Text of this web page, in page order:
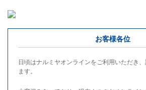
お客様各位
日頃はナルミヤオンラインをご利用いただき
ます。